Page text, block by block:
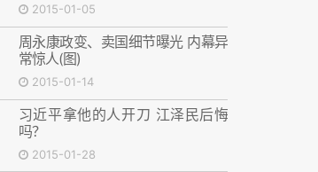
2015-01-05
周永康政变、卖国细节曝光 内幕异
常惊人(图)
2015-01-14
习近平拿他的人开刀 江泽民后悔
吗？
2015-01-28